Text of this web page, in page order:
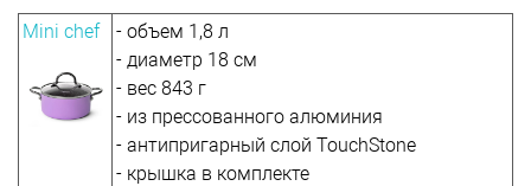
Mini chef
- объем 1,8 л
- диаметр 18 см
- вес 843 г
- из прессованного алюминия
- антипригарный слой TouchStone
- крышка в комплекте